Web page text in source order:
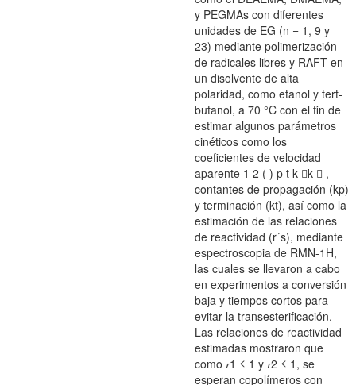
y PEGMAs con diferentes
unidades de EG (n = 1, 9 y
23) mediante polimerización
de radicales libres y RAFT en
un disolvente de alta
polaridad, como etanol y tert-
butanol, a 70 °C con el fin de
estimar algunos parámetros
cinéticos como los
coeficientes de velocidad
aparente 1 2 ( ) p t k k  ,
contantes de propagación (kp)
y terminación (kt), así como la
estimación de las relaciones
de reactividad (r´s), mediante
espectroscopia de RMN-1H,
las cuales se llevaron a cabo
en experimentos a conversión
baja y tiempos cortos para
evitar la transesterificación.
Las relaciones de reactividad
estimadas mostraron que
como 𝑟1 ≤ 1 y 𝑟2 ≤ 1, se
esperan copolímeros con